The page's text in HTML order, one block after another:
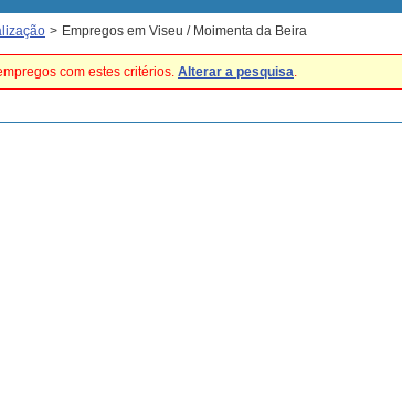
> Empregos em Viseu / Moimenta da Beira
com estes critérios. Alterar a pesquisa.